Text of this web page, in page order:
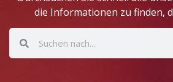
die Informationen zu finden,